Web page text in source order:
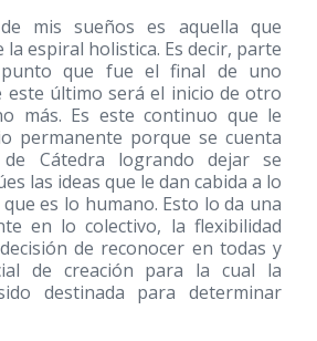
mis sueños es aquella que
espiral holistica. Es decir, parte
que fue el final de uno
este último será el inicio de otro
más. Es este continuo que le
permanente porque se cuenta
Cátedra logrando dejar se
las ideas que le dan cabida a lo
es lo humano. Esto lo da una
en lo colectivo, la flexibilidad
de reconocer en todas y
de creación para la cual la
destinada para determinar